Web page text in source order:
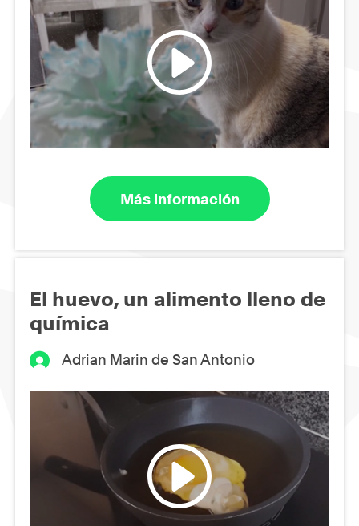
Más información
El huevo, un alimento lleno de
química
Adrian Marin de San Antonio